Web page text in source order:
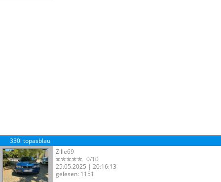
330i topasblau
Zille69
0/10
25.05.2025 | 20:16:13
gelesen: 1151